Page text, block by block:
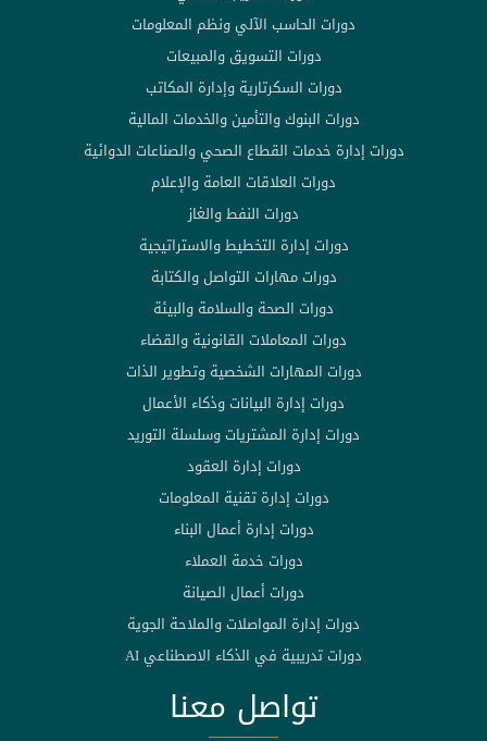
دورات الحاسب الآلي ونظم المعلومات
دورات التسويق والمبيعات
دورات السكرتارية وإدارة المكاتب
دورات البنوك والتأمين والخدمات المالية
دورات إدارة خدمات القطاع الصحي والصناعات الدوائية
دورات العلاقات العامة والإعلام
دورات النفط والغاز
دورات إدارة التخطيط والاستراتيجية
دورات مهارات التواصل والكتابة
دورات الصحة والسلامة والبيئة
دورات المعاملات القانونية والقضاء
دورات المهارات الشخصية وتطوير الذات
دورات إدارة البيانات وذكاء الأعمال
دورات إدارة المشتريات وسلسلة التوريد
دورات إدارة العقود
دورات إدارة تقنية المعلومات
دورات إدارة أعمال البناء
دورات خدمة العملاء
دورات أعمال الصيانة
دورات إدارة المواصلات والملاحة الجوية
دورات تدريبية في الذكاء الاصطناعي AI
تواصل معنا